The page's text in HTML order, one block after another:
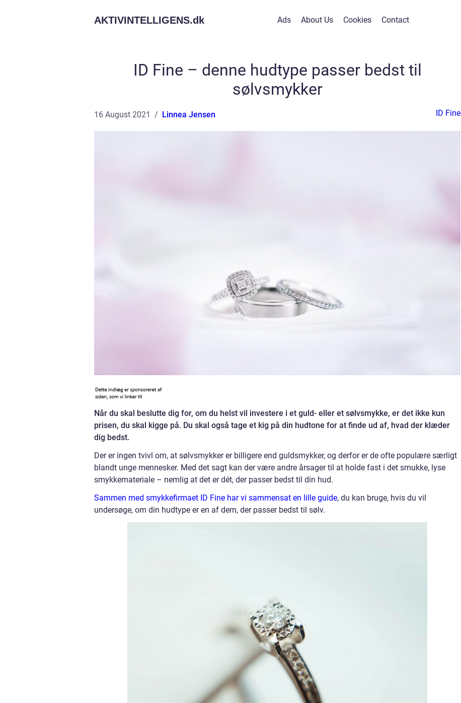
AKTIVINTELLIGENS.dk Ads About Us Cookies Contact
ID Fine – denne hudtype passer bedst til
sølvsmykker
16 August 2021 Linnea Jensen ID Fine
Når du skal beslutte dig for, om du helst vil investere i et guld- eller et sølvsmykke, er det ikke kun
prisen, du skal kigge på. Du skal også tage et kig på din hudtone for at finde ud af, hvad der klæder
dig bedst.
Der er ingen tvivl om, at sølvsmykker er billigere end guldsmykker, og derfor er de ofte populære særligt
blandt unge mennesker. Med det sagt kan der være andre årsager til at holde fast i det smukke, lyse
smykkemateriale – nemlig at det er dét, der passer bedst til din hud.
Sammen med smykkefirmaet ID Fine har vi sammensat en lille guide, du kan bruge, hvis du vil
undersøge, om din hudtype er en af dem, der passer bedst til sølv.